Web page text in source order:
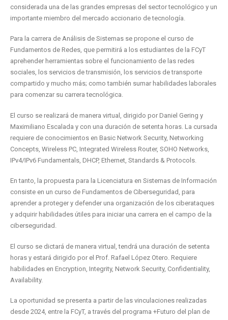
considerada una de las grandes empresas del sector tecnológico y un
importante miembro del mercado accionario de tecnología.
Para la carrera de Análisis de Sistemas se propone el curso de
Fundamentos de Redes, que permitirá a los estudiantes de la FCyT
aprehender herramientas sobre el funcionamiento de las redes
sociales, los servicios de transmisión, los servicios de transporte
compartido y mucho más; como también sumar habilidades laborales
para comenzar su carrera tecnológica.
El curso se realizará de manera virtual, dirigido por Daniel Gering y
Maximiliano Escalada y con una duración de setenta horas. La cursada
requiere de conocimientos en Basic Network Security, Networking
Concepts, Wireless PC, Integrated Wireless Router, SOHO Networks,
IPv4/IPv6 Fundamentals, DHCP, Ethernet, Standards & Protocols.
En tanto, la propuesta para la Licenciatura en Sistemas de Información
consiste en un curso de Fundamentos de Ciberseguridad, para
aprender a proteger y defender una organización de los ciberataques
y adquirir habilidades útiles para iniciar una carrera en el campo de la
ciberseguridad.
El curso se dictará de manera virtual, tendrá una duración de setenta
horas y estará dirigido por el Prof. Rafael López Otero. Requiere
habilidades en Encryption, Integrity, Network Security, Confidentiality,
Availability.
La oportunidad se presenta a partir de las vinculaciones realizadas
desde 2024, entre la FCyT, a través del programa +Futuro del plan de